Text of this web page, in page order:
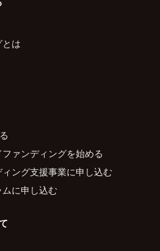
は
ァンディングを始める
ング支援事業に申し込む
に申し込む